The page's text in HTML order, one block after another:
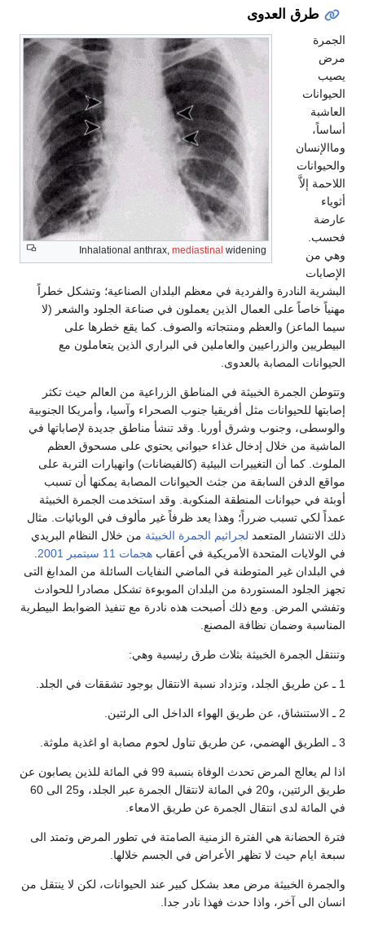
طرق العدوى
Inhalational anthrax, mediastinal widening
الجمرة
مرض
يصيب
الحيوانات
العاشبة
أساساً،
وماالإنسان
والحيوانات
اللاحمة إلاَّ
أثوياء
عارضة
فحسب.
وهي من
الإصابات
البشرية النادرة والفردية في معظم البلدان الصناعية؛ وتشكل خطراً
مهنياً خاصاً على العمال الذين يعملون في صناعة الجلود والشعر (لا
سيما الماعز) والعظم ومنتجاته والصوف. كما يقع خطرها على
البيطريين والزراعيين والعاملين في البراري الذين يتعاملون مع
الحيوانات المصابة بالعدوى.
وتتوطن الجمرة الخبيثة في المناطق الزراعية من العالم حيث تكثر
إصابتها للحيوانات مثل أفريقيا جنوب الصحراء وآسيا، وأمريكا الجنوبية
والوسطى، وجنوب وشرق أوربا. وقد تنشأ مناطق جديدة لإصاباتها في
الماشية من خلال إدخال غذاء حيواني يحتوي على مسحوق العظم
الملوث. كما أن التغييرات البيئية (كالفيضانات) وانهيارات التربة على
مواقع الدفن السابقة من جثث الحيوانات المصابة يمكنها أن تسبب
أوبئة في حيوانات المنطقة المنكوبة. وقد استخدمت الجمرة الخبيثة
عمداً لكي تسبب ضرراً؛ وهذا يعد ظرفاً غير مألوف في الوبائيات. مثال
ذلك الانتشار المتعمد لجراثيم الجمرة الخبيثة من خلال النظام البريدي
في الولايات المتحدة الأمريكية في أعقاب هجمات 11 سبتمبر 2001
في البلدان غير المتوطنة في الماضي النفايات السائلة من المدابغ التى
تجهز الجلود المستوردة من البلدان الموبوءة تشكل مصادرا للحوادث
وتفشي المرض. ومع ذلك أصبحت هذه نادرة مع تنفيذ الضوابط البيطرية
المناسبة وضمان نظافة المصنع.
وتنتقل الجمرة الخبيثة بثلاث طرق رئيسية وهي:
1 ـ عن طريق الجلد، وتزداد نسبة الانتقال بوجود تشققات في الجلد.
2 ـ الاستنشاق، عن طريق الهواء الداخل الى الرئتين.
3 ـ الطريق الهضمي، عن طريق تناول لحوم مصابة او اغذية ملوثة.
اذا لم يعالج المرض تحدث الوفاة بنسبة 99 في المائة للذين يصابون عن
طريق الرئتين، و20 في المائة لانتقال الجمرة عبر الجلد، و25 الى 60
في المائة لدى انتقال الجمرة عن طريق الامعاء.
فترة الحضانة هي الفترة الزمنية الصامتة في تطور المرض وتمتد الى
سبعة ايام حيث لا تظهر الأعراض في الجسم خلالها.
والجمرة الخبيثة مرض معد بشكل كبير عند الحيوانات، لكن لا ينتقل من
انسان الى آخر، واذا حدث فهذا نادر جدا.